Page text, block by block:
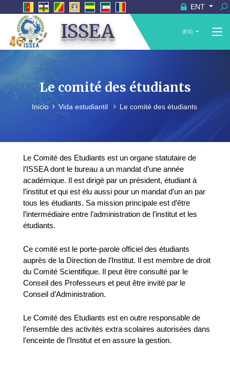
ENT
ISSEA (ES)
Le comité des étudiants
Inicio Vida estudiantil Le comité des étudiants
Le Comité des Etudiants est un organe statutaire de
l’ISSEA dont le bureau a un mandat d’une année
académique. Il est dirigé par un président, étudiant à
l’institut et qui est élu aussi pour un mandat d’un an par
tous les étudiants. Sa mission principale est d’être
l’intermédiaire entre l’administration de l’institut et les
étudiants.
Ce comité est le porte-parole officiel des étudiants
auprès de la Direction de l’Institut. Il est membre de droit
du Comité Scientifique. Il peut être consulté par le
Conseil des Professeurs et peut être invité par le
Conseil d’Administration.
Le Comité des Etudiants est en outre responsable de
l’ensemble des activités extra scolaires autorisées dans
l’enceinte de l’Institut et en assure la gestion.